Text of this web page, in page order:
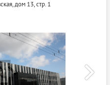
дом 13, стр. 1